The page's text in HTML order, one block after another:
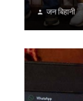
जन बिहानी